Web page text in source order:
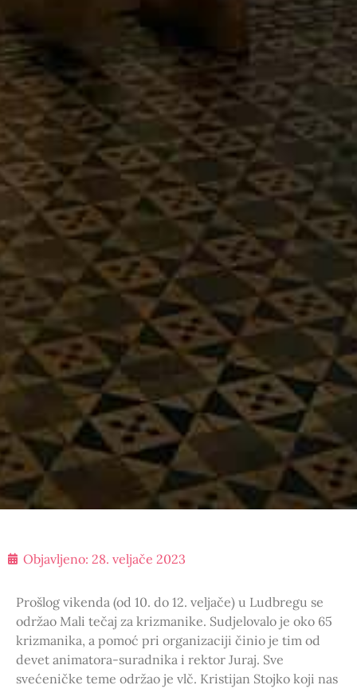
Objavljeno: 28. veljače 2023
Prošlog vikenda (od 10. do 12. veljače) u Ludbregu se
održao Mali tečaj za krizmanike. Sudjelovalo je oko 65
krizmanika, a pomoć pri organizaciji činio je tim od
devet animatora-suradnika i rektor Juraj. Sve
svećeničke teme održao je vlč. Kristijan Stojko koji nas